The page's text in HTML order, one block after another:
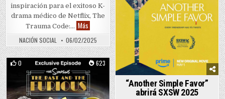
inspiración para el exitoso K-
drama médico de Netflix, The
Trauma Code:… Más Webcómic “Héroes de guardia” llega en español
NACIÓN SOCIAL 06/02/2025
“Another Simple Favor”
abrirá SXSW 2025
0 623
Posted in